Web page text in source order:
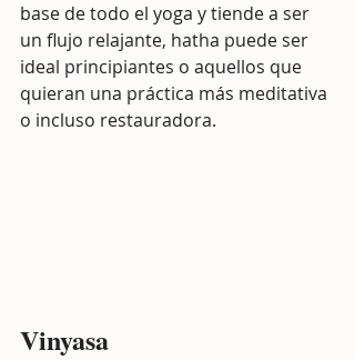
base de todo el yoga y tiende a ser
un flujo relajante, hatha puede ser
ideal principiantes o aquellos que
quieran una práctica más meditativa
o incluso restauradora.
Vinyasa